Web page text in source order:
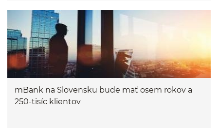
mBank na Slovensku bude mať osem rokov a
250-tisíc klientov